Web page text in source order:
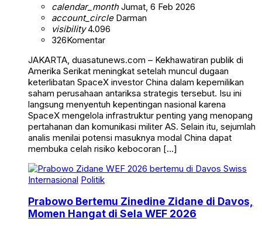
calendar_monthJumat, 6 Feb 2026
account_circleDarman
visibility4.096
326Komentar
JAKARTA, duasatunews.com – Kekhawatiran publik di
Amerika Serikat meningkat setelah muncul dugaan
keterlibatan SpaceX investor China dalam kepemilikan
saham perusahaan antariksa strategis tersebut. Isu ini
langsung menyentuh kepentingan nasional karena
SpaceX mengelola infrastruktur penting yang menopang
pertahanan dan komunikasi militer AS. Selain itu, sejumlah
analis menilai potensi masuknya modal China dapat
membuka celah risiko kebocoran […]
Internasional Politik
Prabowo Bertemu Zinedine Zidane di Davos,
Momen Hangat di Sela WEF 2026